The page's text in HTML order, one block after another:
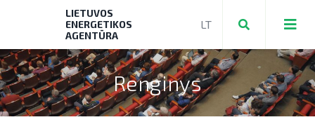
Teikti ir valdyti paraiškas bei mokėjimo
LIETUVOS
ENERGETIKOS
AGENTŪRA
Renginys